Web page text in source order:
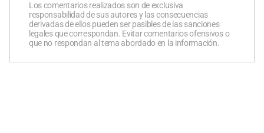
Los comentarios realizados son de exclusiva
responsabilidad de sus autores y las consecuencias
derivadas de ellos pueden ser pasibles de las sanciones
legales que correspondan. Evitar comentarios ofensivos o
que no respondan al tema abordado en la información.